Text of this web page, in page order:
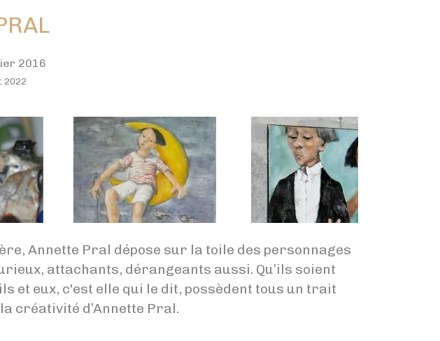
2016
2022
Annette Pral dépose sur la toile des personnages
attachants, dérangeants aussi. Qu’ils soient
et eux, c'est elle qui le dit, possèdent tous un trait
créativité d’Annette Pral.